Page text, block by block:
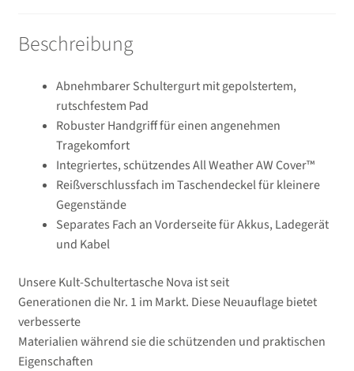
Beschreibung
Abnehmbarer Schultergurt mit gepolstertem,
rutschfestem Pad
Robuster Handgriff für einen angenehmen
Tragekomfort
Integriertes, schützendes All Weather AW Cover™
Reißverschlussfach im Taschendeckel für kleinere
Gegenstände
Separates Fach an Vorderseite für Akkus, Ladegerät
und Kabel
Unsere Kult-Schultertasche Nova ist seit
Generationen die Nr. 1 im Markt. Diese Neuauflage bietet
verbesserte
Materialien während sie die schützenden und praktischen
Eigenschaften